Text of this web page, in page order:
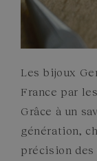
Les bijoux
France par
Grâce à un
génération,
précision des